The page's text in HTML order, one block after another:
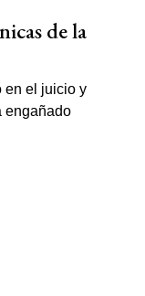
de la